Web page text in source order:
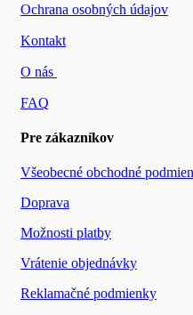
Ochrana osobných údajov
Kontakt
O nás
FAQ
Pre zákazníkov
Všeobecné obchodné
Doprava
Možnosti platby
Vrátenie objednávky
Reklamačné podmienky